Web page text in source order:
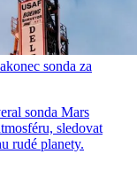
sonda za
sonda Mars
sledovat
rudé planety.